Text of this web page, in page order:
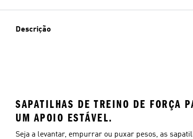
Descrição
SAPATILHAS DE TREINO DE FORÇA
UM APOIO ESTÁVEL.
Seja a levantar, empurrar ou puxar pesos, as